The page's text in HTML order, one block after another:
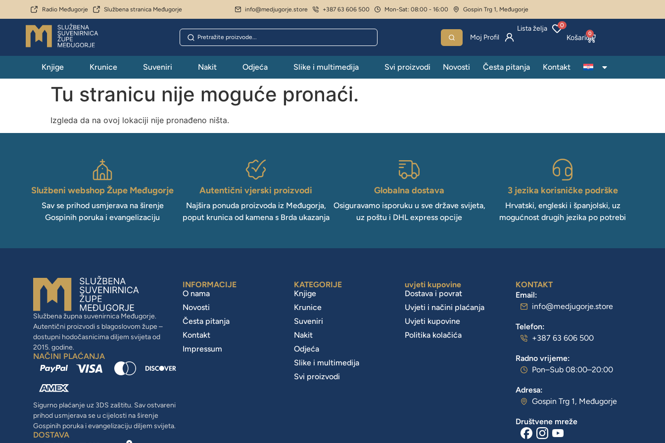
Radio Međugorje Službena stranica Međugorje info@medjugorje.store +387 63 606 500 Mon-Sat: 08:00 - 16:00 Gospin Trg 1, Međugorje
Lista želja 0
Moj Profil 0
Knjige Krunice Suveniri Nakit Odjeća Slike i multimedija Svi proizvodi Novosti Česta pitanja Kontakt
Tu stranicu nije moguće pronaći.
Izgleda da na ovoj lokaciji nije pronađeno ništa.
Službeni webshop Župe Međugorje
Sav se prihod usmjerava na širenje
Gospinih poruka i evangelizaciju
Autentični vjerski proizvodi
Najšira ponuda proizvoda iz Međugorja,
poput krunica od kamena s Brda ukazanja
Globalna dostava
Osiguravamo isporuku u sve države svijeta,
uz poštu i DHL express opcije
3 jezika korisničke podrške
Hrvatski, engleski i španjolski, uz
mogućnost drugih jezika po potrebi
Službena župna suvenirnica Međugorje.
Autentični proizvodi s blagoslovom župe –
dostupni hodočasnicima diljem svijeta od
2015. godine.
NAČINI PLAĆANJA
Sigurno plaćanje uz 3DS zaštitu. Sav ostvareni
prihod usmjerava se u cijelosti na širenje
Gospinih poruka i evangelizaciju diljem svijeta.
DOSTAVA
INFORMACIJE
O nama
Novosti
Česta pitanja
Kontakt
Impressum
KATEGORIJE
Knjige
Krunice
Suveniri
Nakit
Odjeća
Slike i multimedija
Svi proizvodi
uvjeti kupovine
Dostava i povrat
Uvjeti i načini plaćanja
Uvjeti kupovine
Politika kolačića
KONTAKT
Email:
info@medjugorje.store
Telefon:
+387 63 606 500
Radno vrijeme:
Pon–Sub 08:00–20:00
Adresa:
Gospin Trg 1, Međugorje
Društvene mreže